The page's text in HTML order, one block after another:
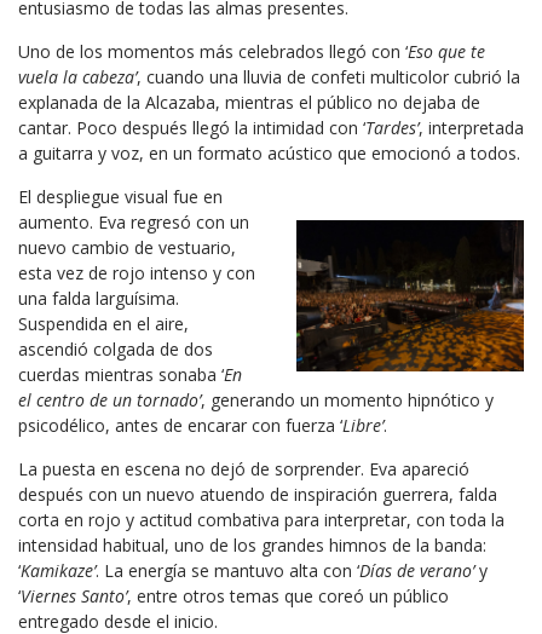
entusiasmo de todas las almas presentes.
Uno de los momentos más celebrados llegó con ‘Eso que te
vuela la cabeza’, cuando una lluvia de confeti multicolor cubrió la
explanada de la Alcazaba, mientras el público no dejaba de
cantar. Poco después llegó la intimidad con ‘Tardes’, interpretada
a guitarra y voz, en un formato acústico que emocionó a todos.
El despliegue visual fue en
aumento. Eva regresó con un
nuevo cambio de vestuario,
esta vez de rojo intenso y con
una falda larguísima.
Suspendida en el aire,
ascendió colgada de dos
cuerdas mientras sonaba ‘En
el centro de un tornado’, generando un momento hipnótico y
psicodélico, antes de encarar con fuerza ‘Libre’.
La puesta en escena no dejó de sorprender. Eva apareció
después con un nuevo atuendo de inspiración guerrera, falda
corta en rojo y actitud combativa para interpretar, con toda la
intensidad habitual, uno de los grandes himnos de la banda:
‘Kamikaze’. La energía se mantuvo alta con ‘Días de verano’y
‘Viernes Santo’, entre otros temas que coreó un público
entregado desde el inicio.